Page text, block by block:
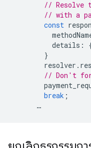
// Resolve
// with a
const
details :
}
resolver .
// Don't
break ;
…